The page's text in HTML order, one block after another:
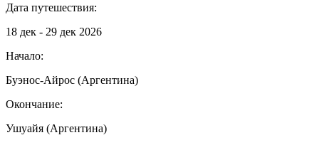
Дата путешествия:
18 дек - 29 дек 2026
Начало:
Буэнос-Айрос (Аргентина)
Окончание:
Ушуайя (Аргентина)